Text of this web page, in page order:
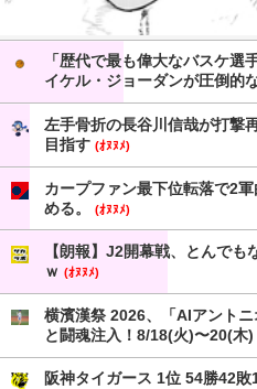
「歴代で最も偉大なバスケ選
イケル・ジョーダンが圧倒的
左手骨折の長谷川信哉が打
目指す (ｵﾇﾇﾒ)
カープファン最下位転落で2
める。
(ｵﾇﾇﾒ)
【朗報】J2開幕戦、とんで
ｗ (ｵﾇﾇﾒ)
横濱漢祭 2026、「AIアント
と闘魂注入！8/18(火)〜20(木)
阪神タイガース 1位 54勝42